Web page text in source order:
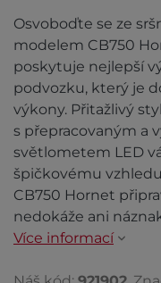
Osvoboďte se ze
modelem CB750
poskytuje nejlepší
podvozku, který je
výkony. Přitažlivý
s přepracovaným a
světlometem LED
špičkovému
CB750 Hornet
nedokáže ani
Více informací